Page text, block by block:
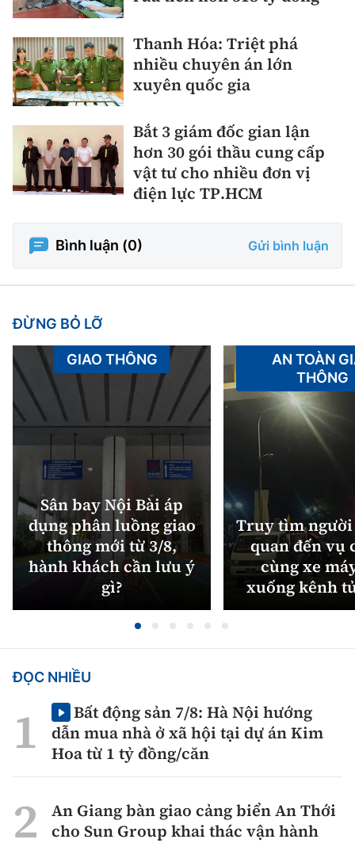
Thanh Hóa: Triệt phá
nhiều chuyên án lớn
xuyên quốc gia
Bắt 3 giám đốc gian lận
hơn 30 gói thầu cung cấp
vật tư cho nhiều đơn vị
điện lực TP.HCM
Bình luận (0) Gửi bình luận
ĐỪNG BỎ LỠ
Sân bay Nội Bài áp
dụng phân luồng giao
thông mới từ 3/8,
hành khách cần lưu ý
gì?
GIAO THÔNG
Truy tìm
quan đến vụ
cùng xe
xuống kênh
AN TOÀN
THÔNG
ĐỌC NHIỀU
Bất động sản 7/8: Hà Nội hướng
dẫn mua nhà ở xã hội tại dự án Kim
Hoa từ 1 tỷ đồng/căn
An Giang bàn giao cảng biển An Thới
cho Sun Group khai thác vận hành